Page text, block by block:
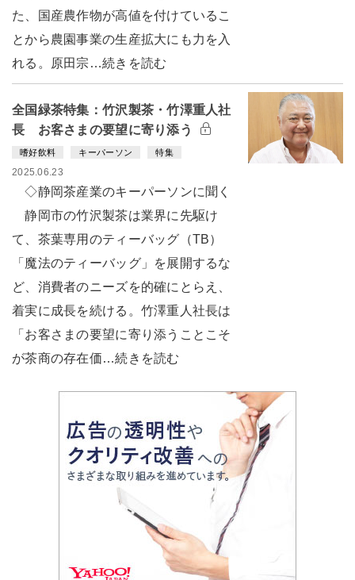
た、国産農作物が高値を付けているこ
とから農園事業の生産拡大にも力を入
れる。原田宗…続きを読む
全国緑茶特集：竹沢製茶・竹澤重人社
長 お客さまの要望に寄り添う
嗜好飲料 キーパーソン 特集
2025.06.23
◇静岡茶産業のキーパーソンに聞く
静岡市の竹沢製茶は業界に先駆け
て、茶葉専用のティーバッグ（TB）
「魔法のティーバッグ」を展開するな
ど、消費者のニーズを的確にとらえ、
着実に成長を続ける。竹澤重人社長は
「お客さまの要望に寄り添うことこそ
が茶商の存在価…続きを読む